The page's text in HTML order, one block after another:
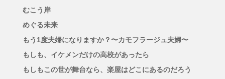
むこう岸
めぐる未来
もう1度夫婦になりますか？〜カモフラージュ夫婦〜
もしも、イケメンだけの高校があったら
もしもこの世が舞台なら、楽屋はどこにあるのだろう